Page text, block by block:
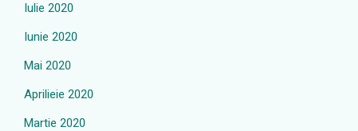
Iulie 2020
Iunie 2020
Mai 2020
Aprilieie 2020
Martie 2020